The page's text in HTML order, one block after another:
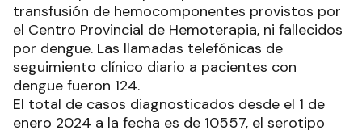
transfusión de hemocomponentes provistos por
el Centro Provincial de Hemoterapia, ni fallecidos
por dengue. Las llamadas telefónicas de
seguimiento clínico diario a pacientes con
dengue fueron 124.
El total de casos diagnosticados desde el 1 de
enero 2024 a la fecha es de 10557, el serotipo